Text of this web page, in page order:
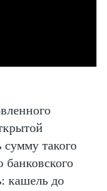
такого
кашель до